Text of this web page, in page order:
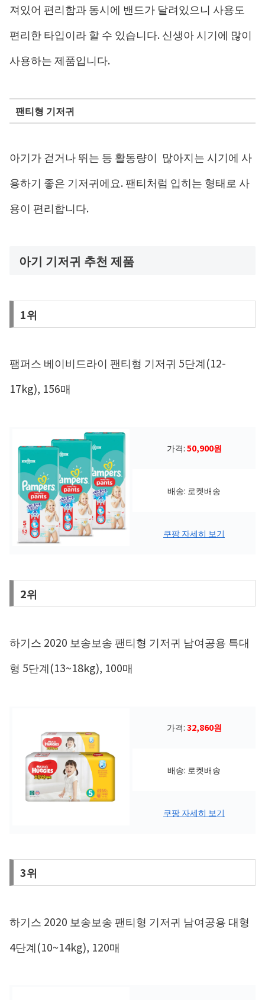
져있어 편리함과 동시에 밴드가 달려있으니 사용도
편리한 타입이라 할 수 있습니다. 신생아 시기에 많이
사용하는 제품입니다.
팬티형 기저귀
아기가 걷거나 뛰는 등 활동량이 많아지는 시기에 사
용하기 좋은 기저귀에요.팬티처럼 입히는 형태로 사
용이 편리합니다.
아기 기저귀 추천 제품
1위
팸퍼스 베이비드라이 팬티형 기저귀 5단계(12-
17kg), 156매
가격:50,900원
배송: 로켓배송
쿠팡 자세히 보기
2위
하기스 2020 보송보송 팬티형 기저귀 남여공용 특대
형 5단계(13~18kg), 100매
가격:32,860원
배송: 로켓배송
쿠팡 자세히 보기
3위
하기스 2020 보송보송 팬티형 기저귀 남여공용 대형
4단계(10~14kg), 120매